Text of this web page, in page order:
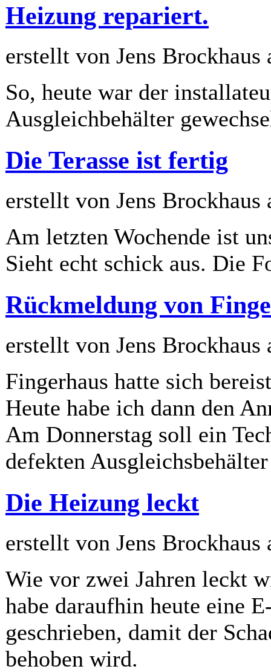
Heizung repariert.
erstellt von Jens Brockhaus
So, heute war der
Ausgleichbehälter
Die Terasse ist fertig
erstellt von Jens Brockhaus
Am letzten Wochende ist
Sieht echt schick aus. Die
Rückmeldung von
erstellt von Jens Brockhaus
Fingerhaus hatte sich
Heute habe ich dann den
Am Donnerstag soll ein
defekten
Die Heizung leckt
erstellt von Jens Brockhaus
Wie vor zwei Jahren leckt
habe daraufhin heute eine
geschrieben, damit der
behoben wird.